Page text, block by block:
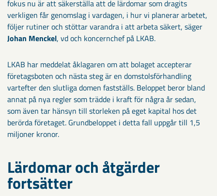
fokus nu är att säkerställa att de lärdomar som dragits
verkligen får genomslag i vardagen, i hur vi planerar arbetet,
följer rutiner och stöttar varandra i att arbeta säkert, säger
Johan Menckel, vd och koncernchef på LKAB.
LKAB har meddelat åklagaren om att bolaget accepterar
företagsboten och nästa steg är en domstolsförhandling
vartefter den slutliga domen fastställs. Beloppet beror bland
annat på nya regler som trädde i kraft för några år sedan,
som även tar hänsyn till storleken på eget kapital hos det
berörda företaget. Grundbeloppet i detta fall uppgår till 1,5
miljoner kronor.
Lärdomar och åtgärder
fortsätter